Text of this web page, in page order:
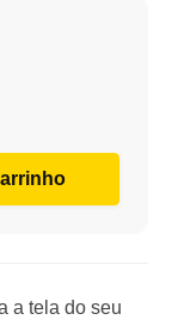
a tela do seu